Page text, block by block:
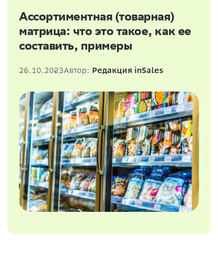
Ассортиментная (товарная)
матрица: что это такое, как ее
составить, примеры
26.10.2023Автор: Редакция inSales